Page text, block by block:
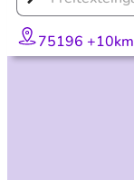
75196 +10km